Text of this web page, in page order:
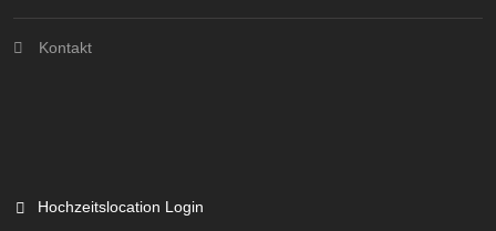
Kontakt
Hochzeitslocation Login